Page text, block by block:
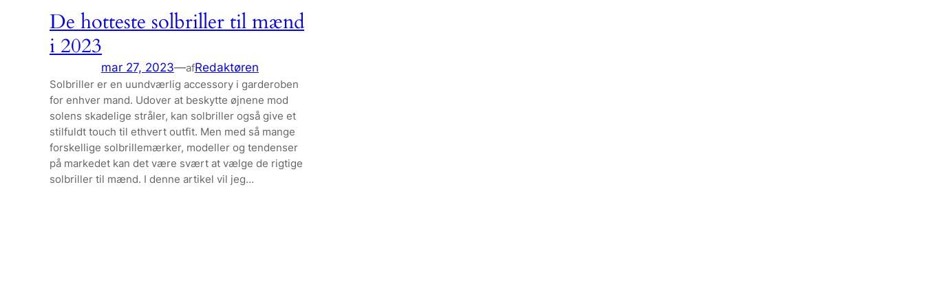
De hotteste solbriller til mænd
i 2023
mar 27, 2023—afRedaktøren
Solbriller er en uundværlig accessory i garderoben
for enhver mand. Udover at beskytte øjnene mod
solens skadelige stråler, kan solbriller også give et
stilfuldt touch til ethvert outfit. Men med så mange
forskellige solbrillemærker, modeller og tendenser
på markedet kan det være svært at vælge de rigtige
solbriller til mænd. I denne artikel vil jeg…